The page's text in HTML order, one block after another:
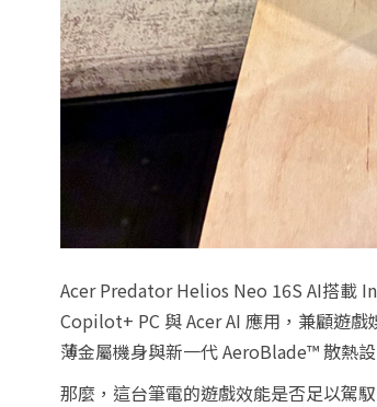
Acer Predator Helios Neo 16S AI搭載
Copilot+ PC 與 Acer AI 應用，兼顧遊
薄金屬機身與新一代 AeroBlade™ 散熱
那麼，這台筆電的遊戲效能是否足以駕